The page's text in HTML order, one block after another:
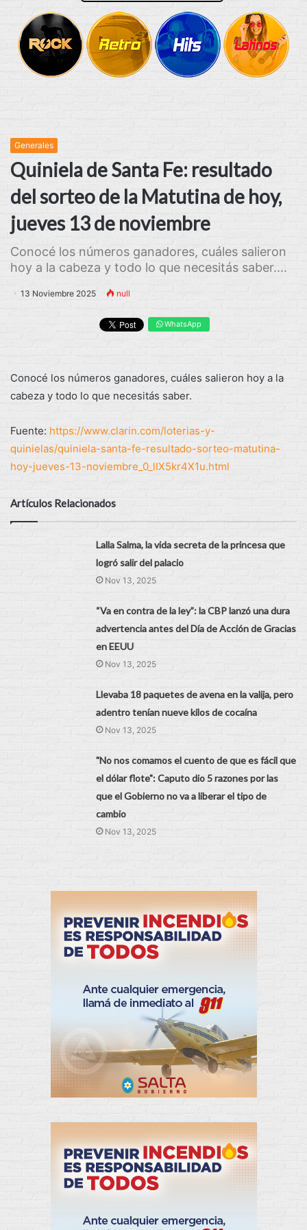
Generales
Quiniela de Santa Fe: resultado
del sorteo de la Matutina de hoy,
jueves 13 de noviembre
Conocé los números ganadores, cuáles salieron
hoy a la cabeza y todo lo que necesitás saber....
13 Noviembre 2025 null
WhatsApp
Conocé los números ganadores, cuáles salieron hoy a la
cabeza y todo lo que necesitás saber.
Fuente: https://www.clarin.com/loterias-y-
quinielas/quiniela-santa-fe-resultado-sorteo-matutina-
hoy-jueves-13-noviembre_0_lIX5kr4X1u.html
Artículos Relacionados
Lalla Salma, la vida secreta de la princesa que
logró salir del palacio
Nov 13, 2025
“Va en contra de la ley”: la CBP lanzó una dura
advertencia antes del Día de Acción de Gracias
en EEUU
Nov 13, 2025
Llevaba 18 paquetes de avena en la valija, pero
adentro tenían nueve kilos de cocaína
Nov 13, 2025
"No nos comamos el cuento de que es fácil que
el dólar flote": Caputo dio 5 razones por las
que el Gobierno no va a liberar el tipo de
cambio
Nov 13, 2025